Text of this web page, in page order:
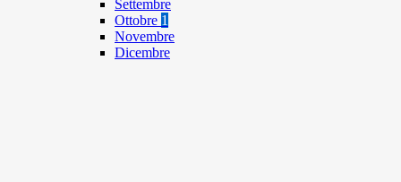
Settembre
Ottobre 1
Novembre
Dicembre